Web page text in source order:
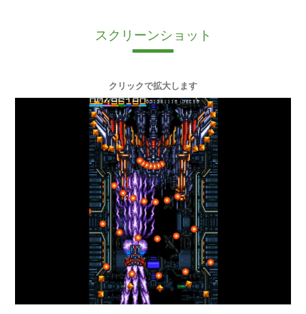
スクリーンショット
クリックで拡大します